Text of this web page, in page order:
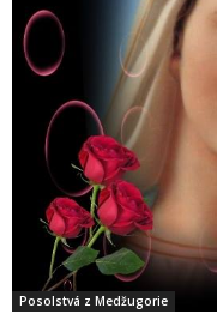
Posolstvá z Medžugorie